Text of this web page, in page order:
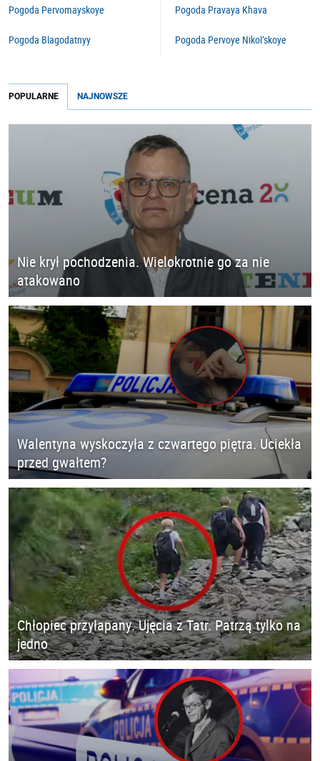
Pogoda Pervomayskoye
Pogoda Blagodatnyy
Pogoda Pravaya Khava
Pogoda Pervoye Nikol’skoye
POPULARNE NAJNOWSZE
Nie krył pochodzenia. Wielokrotnie go za nie
atakowano
Walentyna wyskoczyła z czwartego piętra. Uciekła
przed gwałtem?
Chłopiec przyłapany. Ujęcia z Tatr. Patrzą tylko na
jedno